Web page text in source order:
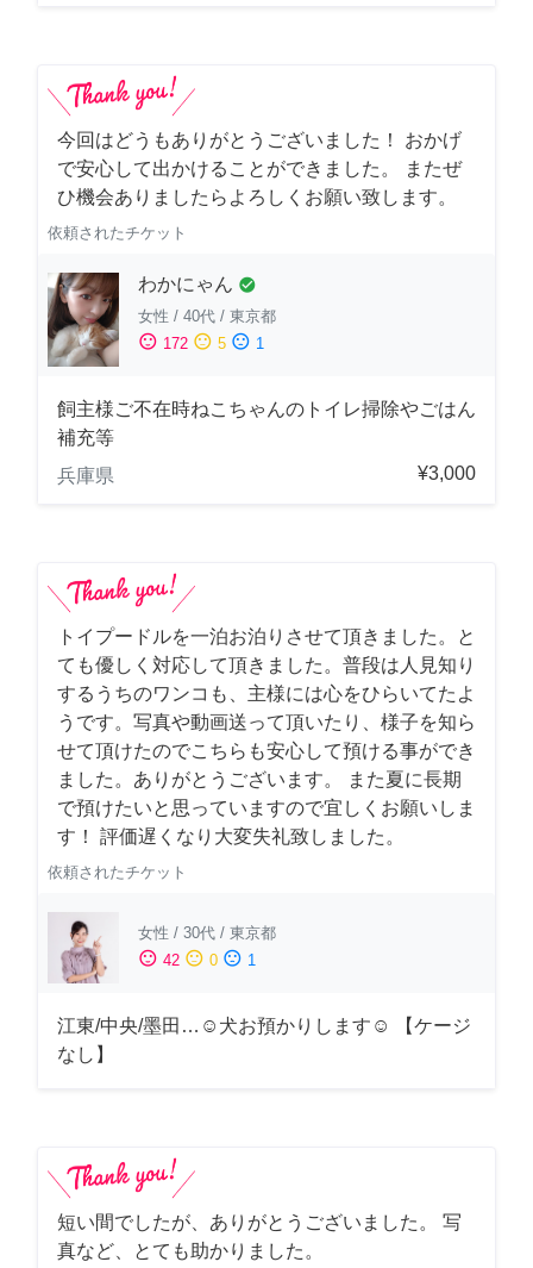
今回はどうもありがとうございました！ おかげ
で安心して出かけることができました。 またぜ
ひ機会ありましたらよろしくお願い致します。
依頼されたチケット
わかにゃん check_circle
女性 / 40代 / 東京都
sentiment_satisfied 172 sentiment_neutral 5 sentiment_dissatisfied 1
飼主様ご不在時ねこちゃんのトイレ掃除やごはん
補充等
兵庫県
¥3,000
トイプードルを一泊お泊りさせて頂きました。と
ても優しく対応して頂きました。普段は人見知り
するうちのワンコも、主様には心をひらいてたよ
うです。写真や動画送って頂いたり、様子を知ら
せて頂けたのでこちらも安心して預ける事ができ
ました。ありがとうございます。 また夏に長期
で預けたいと思っていますので宜しくお願いしま
す！ 評価遅くなり大変失礼致しました。
依頼されたチケット
女性 / 30代 / 東京都
sentiment_satisfied 42 sentiment_neutral 0 sentiment_dissatisfied 1
江東/中央/墨田…☺︎犬お預かりします☺︎ 【ケージ
なし】
短い間でしたが、ありがとうございました。 写
真など、とても助かりました。